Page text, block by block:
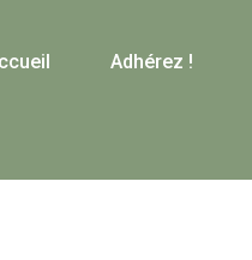
Adhérez !